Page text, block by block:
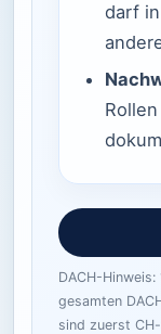
darf
DACH-
gesamten
sind zuerst